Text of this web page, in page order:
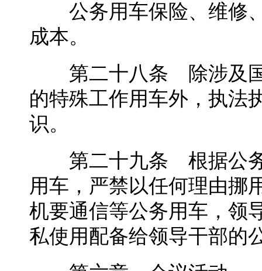
公务用车保险、维修、
成本。
第二十八条 除涉及国
的特殊工作用车外，执法
识。
第二十九条 根据公务
用车，严禁以任何理由挪
机要通信等公务用车，领
私使用配备给领导干部的